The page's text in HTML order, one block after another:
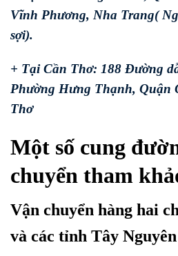
Vĩnh Phương, Nha Trang(
sợi).
+ Tại Cần Thơ: 188 Đường
Phường Hưng Thạnh, Quận
Thơ
Một số cung
chuyển tham
Vận chuyển hàng hai
và các tỉnh Tây Nguyên